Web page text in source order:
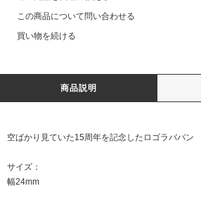
この商品について問い合わせる
買い物を続ける
商品説明
空ばかり見ていた15周年を記念したロゴラババン
サイズ：
幅24mm